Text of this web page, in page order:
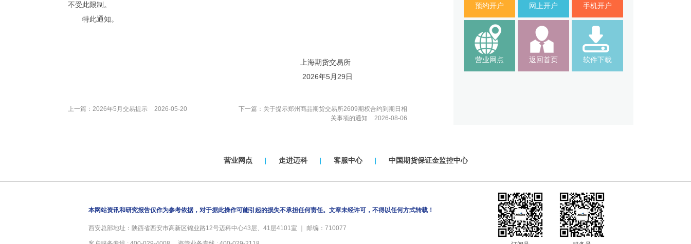
不受此限制。
特此通知。
上海期货交易所
2026年5月29日
上一篇： 2026年5月交易提示 2026-05-20 下一篇： 关于提示郑州商品期货交易所2609期权合约到期日相
关事项的通知
2026-08-06
预约开户 网上开户 手机开户
营业网点 返回首页 软件下载
营业网点 走进迈科 客服中心 中国期货保证金监控中心
本网站资讯和研究报告仅作为参考依据，对于据此操作可能引起的损失不承担任何责任。文章未经许可，不得以任何方式转载！
西安总部地址：陕西省西安市高新区锦业路12号迈科中心43层、41层4101室 ｜ 邮编：710077